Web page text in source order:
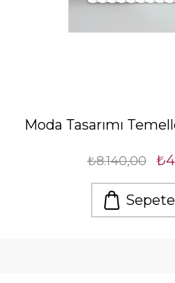
Moda Tasarımı
₺8.140,00